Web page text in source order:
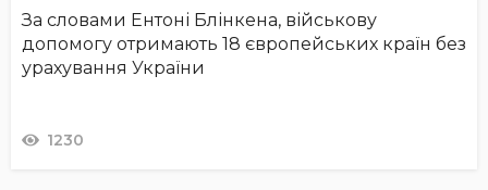
За словами Ентоні Блінкена, військову
допомогу отримають 18 європейських країн без
урахування України
1230